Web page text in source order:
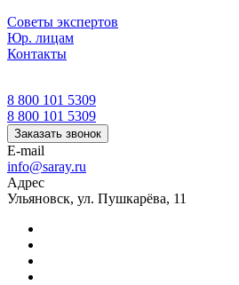
Советы экспертов
Юр. лицам
Контакты
8 800 101 5309
8 800 101 5309
Заказать звонок
E-mail
info@saray.ru
Адрес
Ульяновск, ул. Пушкарёва, 11